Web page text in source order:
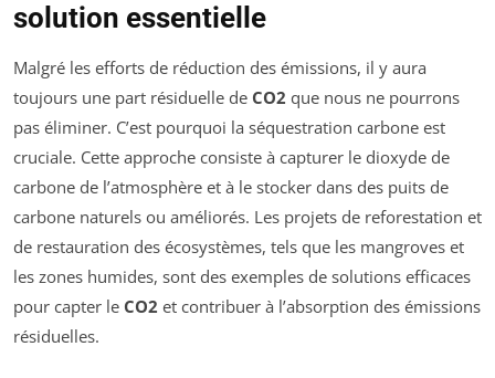
solution essentielle
Malgré les efforts de réduction des émissions, il y aura
toujours une part résiduelle de CO2 que nous ne pourrons
pas éliminer. C’est pourquoi la séquestration carbone est
cruciale. Cette approche consiste à capturer le dioxyde de
carbone de l’atmosphère et à le stocker dans des puits de
carbone naturels ou améliorés. Les projets de reforestation et
de restauration des écosystèmes, tels que les mangroves et
les zones humides, sont des exemples de solutions efficaces
pour capter le CO2 et contribuer à l’absorption des émissions
résiduelles.